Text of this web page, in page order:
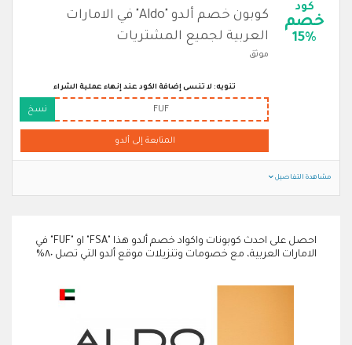
كود
خصم
15%
كوبون خصم ألدو "Aldo" في الامارات
العربية لجميع المشتريات
موثق
تنويه: لا تنسى إضافة الكود عند إنهاء عملية الشراء
FUF نسخ
المتابعة إلى ألدو
مشاهدة التفاصيل
احصل على احدث كوبونات واكواد خصم ألدو هذا "FSA" او "FUF" في
الامارات العربية، مع خصومات وتنزيلات موقع ألدو التي تصل ٨٠%